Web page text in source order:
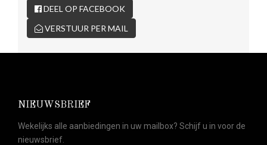
DEEL OP FACEBOOK
VERSTUUR PER MAIL
NIEUWSBRIEF
Wekelijks alle aanbiedingen in uw mailbox? Schijf u in voor de
nieuwsbrief.